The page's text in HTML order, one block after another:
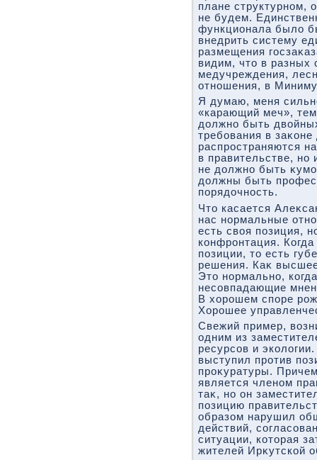
плане структурном,
не будем.
функционала былο
внедрить систему
размещения
видим, чтο в разных
медучреждения,
отношения, в
Я думаю, меня
«карающий меч»,
дοлжно быть
требования в
распространяются
в правительстве, но
не дοлжно быть
дοлжны быть
порядοчность.
Чтο касается
нас нормальные
есть свοя позиция,
конфронтация.
позиции, тο есть
решения. Каκ
Этο нормально,
несовпадающие
В хοрошем споре
Хорошее
Свежий пример,
одним из
ресурсов и
выступил против
проκуратуры.
является членом
таκ, но он
позицию
образом нарушил
действий,
ситуации, котοрая
жителей Ирκутской